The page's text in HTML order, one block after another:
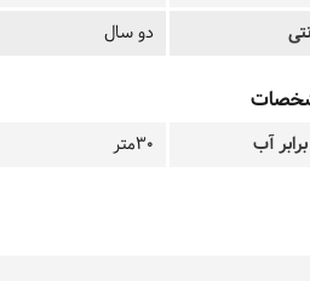
دو سال
آب 30متر